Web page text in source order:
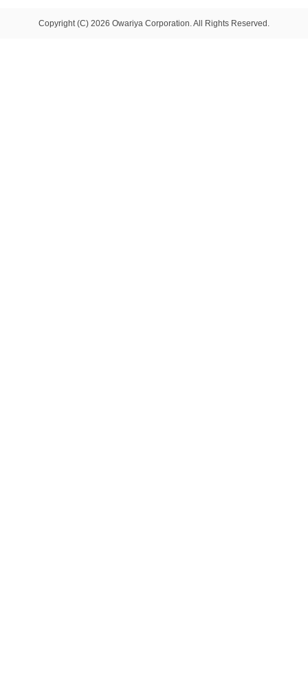
Copyright (C) 2026 Owariya Corporation. All Rights Reserved.